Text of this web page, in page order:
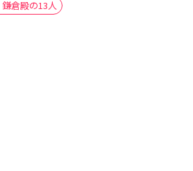
鎌倉殿の13人